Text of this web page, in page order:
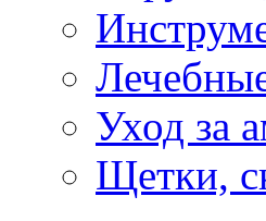
Уход за
Щетки,